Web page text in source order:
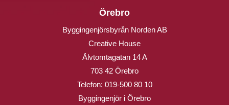
Örebro
Byggingenjörsbyrån Norden AB
Creative House
Älvtomtagatan 14 A
703 42 Örebro
Telefon: 019-500 80 10
Byggingenjör i Örebro